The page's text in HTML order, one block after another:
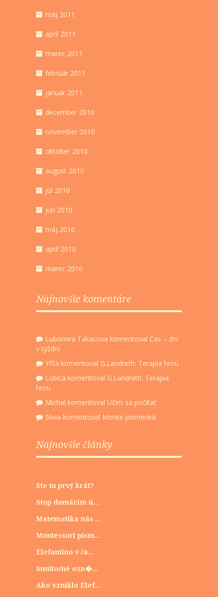
máj 2011
apríl 2011
marec 2011
február 2011
január 2011
december 2010
november 2010
október 2010
august 2010
júl 2010
jún 2010
máj 2010
apríl 2010
marec 2010
Najnovšie komentáre
Lubomira Takacova komentoval Čas – dni
v týždni
Yfča komentoval G.Landreth: Terapia hrou
Lubica komentoval G.Landreth: Terapia
hrou
Michal komentoval Učím sa počítať
Silvia komentoval Monte-písmenká
Najnovšie články
Ste tu prvý krát?
Stop domácim ú...
Matematika nás ...
Montessori písm...
Elefantino v ča...
Smútočné ozn�...
Ako vzniklo Elef...